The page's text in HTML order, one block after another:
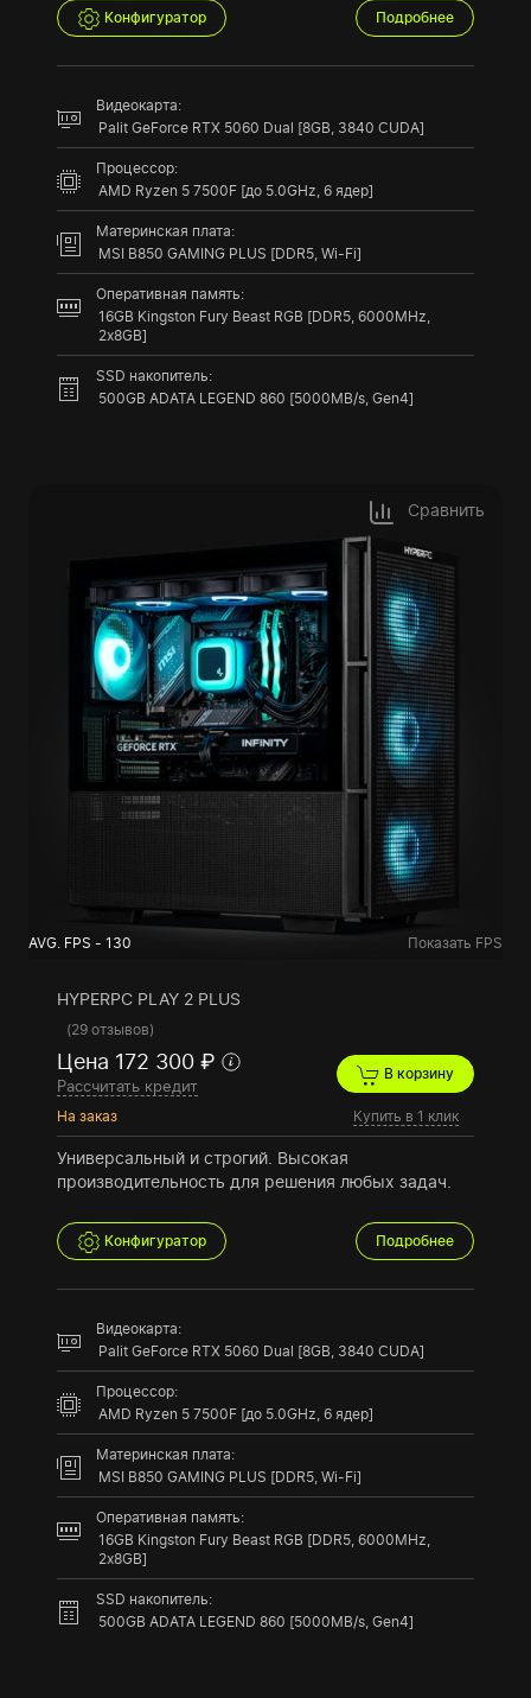
Конфигуратор Подробнее
Видеокарта:
Palit GeForce RTX 5060 Dual [8GB, 3840 CUDA]
Процессор:
AMD Ryzen 5 7500F [до 5.0GHz, 6 ядер]
Материнская плата:
MSI B850 GAMING PLUS [DDR5, Wi-Fi]
Оперативная память:
16GB Kingston Fury Beast RGB [DDR5, 6000MHz,
2x8GB]
SSD накопитель:
500GB ADATA LEGEND 860 [5000MB/s, Gen4]
Сравнить
AVG. FPS - 130 Показать FPS
HYPERPC PLAY 2 PLUS
(29 отзывов)
Цена 172 300 ₽
Рассчитать кредит
На заказ
В корзину
Купить в 1 клик
Универсальный и строгий. Высокая
производительность для решения любых задач.
Конфигуратор Подробнее
Видеокарта:
Palit GeForce RTX 5060 Dual [8GB, 3840 CUDA]
Процессор:
AMD Ryzen 5 7500F [до 5.0GHz, 6 ядер]
Материнская плата:
MSI B850 GAMING PLUS [DDR5, Wi-Fi]
Оперативная память:
16GB Kingston Fury Beast RGB [DDR5, 6000MHz,
2x8GB]
SSD накопитель:
500GB ADATA LEGEND 860 [5000MB/s, Gen4]